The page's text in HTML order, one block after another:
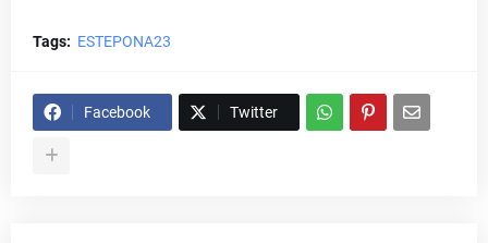
Tags: ESTEPONA23
Facebook Twitter